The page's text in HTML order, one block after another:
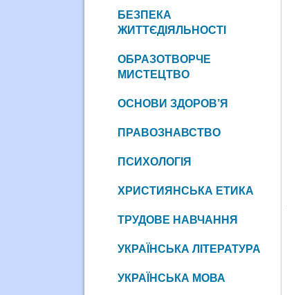
БЕЗПЕКА
ЖИТТЄДІЯЛЬНОСТІ
ОБРАЗОТВОРЧЕ
МИСТЕЦТВО
ОСНОВИ ЗДОРОВ’Я
ПРАВОЗНАВСТВО
ПСИХОЛОГІЯ
ХРИСТИЯНСЬКА ЕТИКА
ТРУДОВЕ НАВЧАННЯ
УКРАЇНСЬКА ЛІТЕРАТУРА
УКРАЇНСЬКА МОВА